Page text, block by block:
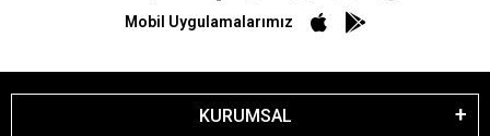
Mobil Uygulamalarımız
KURUMSAL